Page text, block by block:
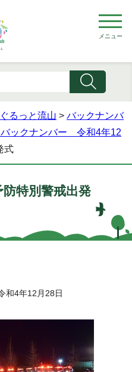
メニュー
ぐるっと流山 > バックナンバ
バックナンバー 令和4年12
式
防特別警戒出発
4年12月28日